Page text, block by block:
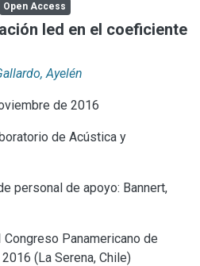
Open Access
led en el coeficiente
Ayelén
de 2016
de Acústica y
personal de apoyo: Bannert,
Congreso Panamericano de
(La Serena, Chile)